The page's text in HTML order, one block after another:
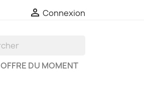
 Connexion
OFFRE DU MOMENT